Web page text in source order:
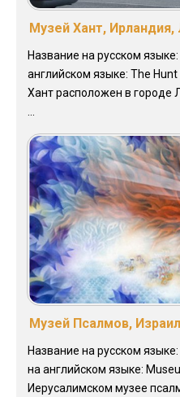
Музей Хант,
Название на русском
английском языке: The
Хант расположен в городе
Музей Псалмов,
Название на русском
на английском языке:
Иерусалимском музее